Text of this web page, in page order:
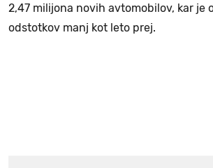
2,47 milijona novih avtomobilov, kar je
odstotkov manj kot leto prej.